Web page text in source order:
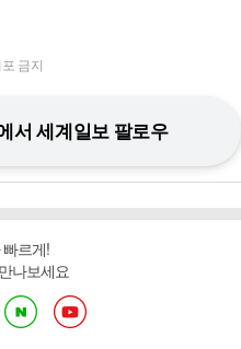
금지
서 세계일보 팔로우
르게!
나보세요